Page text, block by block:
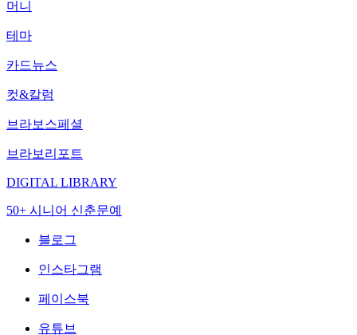
머니
테마
카드뉴스
컷&칼럼
브라보스페셜
브라보리포트
DIGITAL LIBRARY
50+ 시니어 신춘문예
블로그
인스타그램
페이스북
유튜브